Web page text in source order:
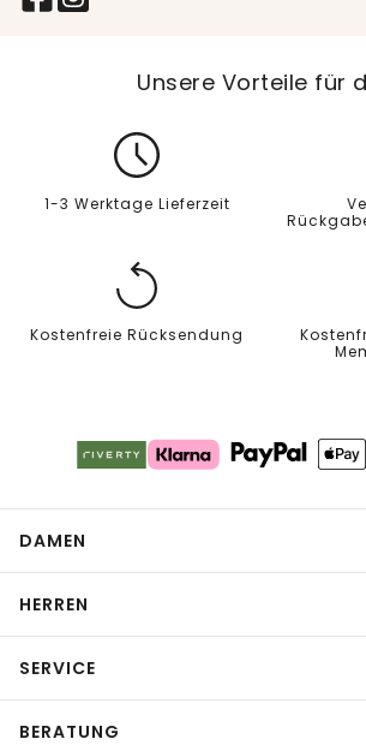
Unsere Vorteile für
1-3 Werktage Lieferzeit
Kostenfreie Rücksendung
DAMEN
HERREN
SERVICE
BERATUNG